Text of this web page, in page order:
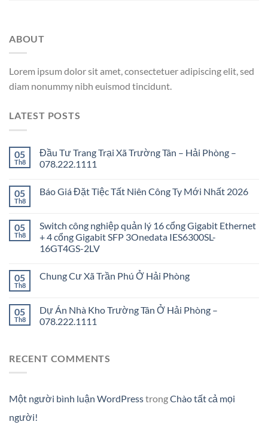
ABOUT
Lorem ipsum dolor sit amet, consectetuer adipiscing elit, sed
diam nonummy nibh euismod tincidunt.
LATEST POSTS
05
Th8
Đầu Tư Trang Trại Xã Trường Tân – Hải Phòng –
078.222.1111
05
Th8
Báo Giá Đặt Tiệc Tất Niên Công Ty Mới Nhất 2026
05
Th8
Switch công nghiệp quản lý 16 cổng Gigabit Ethernet
+ 4 cổng Gigabit SFP 3Onedata IES6300SL-
16GT4GS-2LV
05
Th8
Chung Cư Xã Trần Phú Ở Hải Phòng
05
Th8
Dự Án Nhà Kho Trường Tân Ở Hải Phòng –
078.222.1111
RECENT COMMENTS
Một người bình luận WordPresstrongChào tất cả mọi
người!